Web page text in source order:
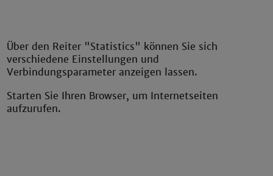
Über den Reiter "Statistics" können Sie sich
verschiedene Einstellungen und
Verbindungsparameter anzeigen lassen.
Starten Sie Ihren Browser, um Internetseiten
aufzurufen.